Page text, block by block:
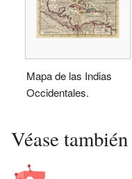
Mapa de las Indias
Occidentales.
Véase también